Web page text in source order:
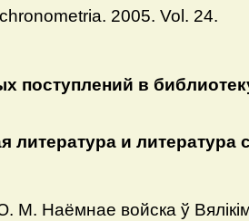
2005. Vol. 24.
поступлений в
литература и литература
М. Наёмнае войска ў Вялiкiм